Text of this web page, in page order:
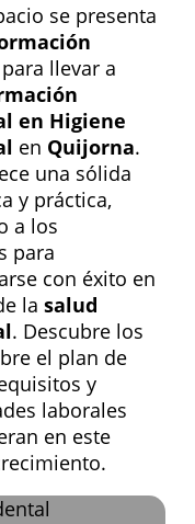
se presenta
para llevar a
en Higiene
en Quijorna.
una sólida
y práctica,
a los
para
con éxito en
la salud
. Descubre los
el plan de
y
laborales
en este